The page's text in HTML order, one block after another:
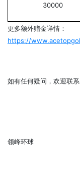
30000
更多额外赠金详情：
https://
如有任何疑问，欢迎联系
领峰环球